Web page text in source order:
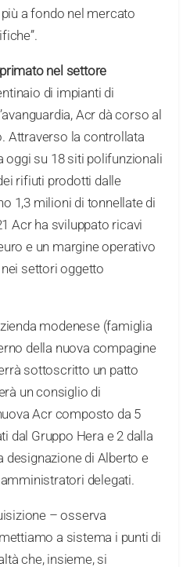
a fondo nel mercato
nel settore
di impianti di
Acr dà corso al
Attraverso la controllata
oggi su 18 siti polifunzionali
rifiuti prodotti dalle
1,3 milioni di tonnellate di
Acr ha sviluppato ricavi
e un margine operativo
settori oggetto
modenese (famiglia
della nuova compagine
sottoscritto un patto
un consiglio di
Acr composto da 5
dal Gruppo Hera e 2 dalla
designazione di Alberto e
delegati.
– osserva
a sistema i punti di
che, insieme, si